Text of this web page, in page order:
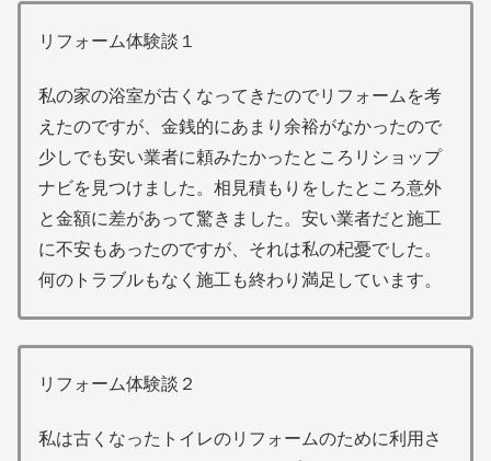
リフォーム体験談１
私の家の浴室が古くなってきたのでリフォームを考
えたのですが、金銭的にあまり余裕がなかったので
少しでも安い業者に頼みたかったところリショップ
ナビを見つけました。相見積もりをしたところ意外
と金額に差があって驚きました。安い業者だと施工
に不安もあったのですが、それは私の杞憂でした。
何のトラブルもなく施工も終わり満足しています。
リフォーム体験談２
私は古くなったトイレのリフォームのために利用さ